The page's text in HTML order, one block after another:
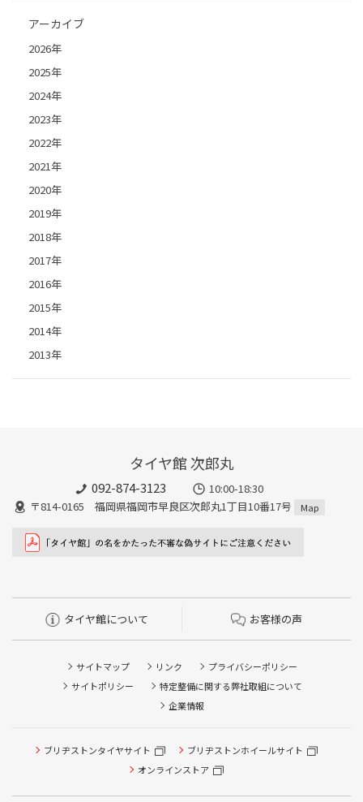
アーカイブ
2026年
2025年
2024年
2023年
2022年
2021年
2020年
2019年
2018年
2017年
2016年
2015年
2014年
2013年
タイヤ館 次郎丸
092-874-3123
10:00-18:30
〒814-0165 福岡県福岡市早良区次郎丸1丁目10番17号
Map
タイヤ館について お客様の声
サイトマップ リンク
プライバシーポリシー
サイトポリシー
特定整備に関する弊社取組について
企業情報
ブリヂストンタイヤサイト
ブリヂストンホイールサイト
オンラインストア
タイヤ点検・安全点検/タイヤ履き替え/オイル交換/その他
ピット作業の予約